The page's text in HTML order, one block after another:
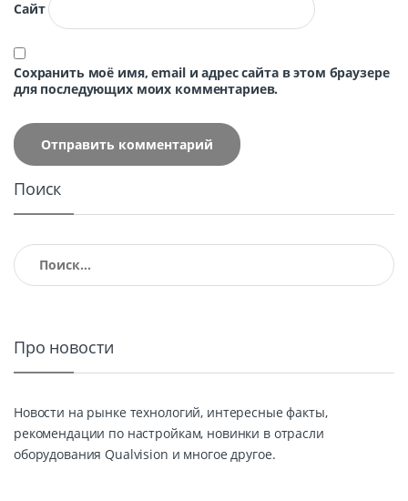
Сайт
Сохранить моё имя, email и адрес сайта в этом браузере
для последующих моих комментариев.
Поиск
Найти:
Про новости
Новости на рынке технологий, интересные факты,
рекомендации по настройкам, новинки в отрасли
оборудования Qualvision и многое другое.